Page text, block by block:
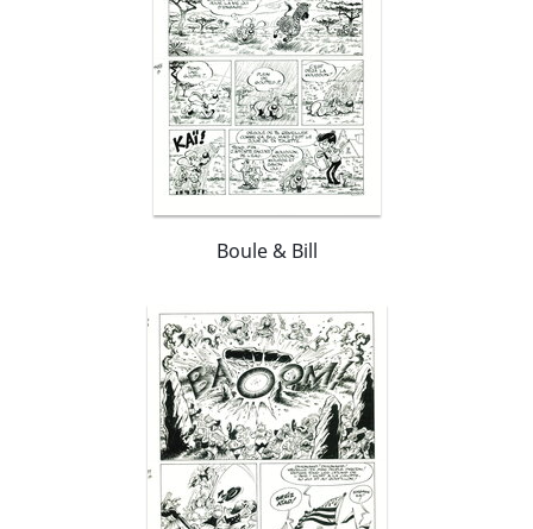
certain renouveau du réalisme avec les séries «
Arthur » et « Wollodrïn » aux éditions Delcourt
puis transmet son souffle épique aux éditions du
Lombard, avec la série « Golias », au trait d'une
précision virtuose. En 2019, il dessine la série 5
Terres qui va vite devenir un succès public et
Boule & Bill